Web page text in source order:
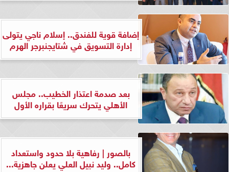
إضافة قوية للفندق.. إسلام ناجي يتولى
إدارة التسويق في شتايجنبرجر الهرم
بعد صدمة اعتذار الخطيب.. مجلس
الأهلي يتحرك سريعًا بقراره الأول
بالصور | رفاهية بلا حدود واستعداد
كامل.. وليد نبيل العلي يعلن جاهزية...